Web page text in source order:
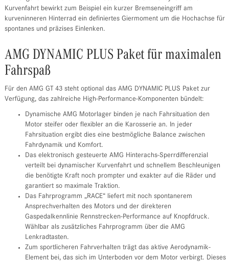
Kurvenfahrt bewirkt zum Beispiel ein kurzer Bremseneingriff am
kurveninneren Hinterrad ein definiertes Giermoment um die Hochachse für
spontanes und präzises Einlenken.
AMG DYNAMIC PLUS Paket für maximalen
Fahrspaß
Für den AMG GT 43 steht optional das AMG DYNAMIC PLUS Paket zur
Verfügung, das zahlreiche High-Performance-Komponenten bündelt:
Dynamische AMG Motorlager binden je nach Fahrsituation den
Motor steifer oder flexibler an die Karosserie an. In jeder
Fahrsituation ergibt dies eine bestmögliche Balance zwischen
Fahrdynamik und Komfort.
Das elektronisch gesteuerte AMG Hinterachs-Sperrdifferenzial
verteilt bei dynamischer Kurvenfahrt und schnellem Beschleunigen
die benötigte Kraft noch prompter und exakter auf die Räder und
garantiert so maximale Traktion.
Das Fahrprogramm „RACE“ liefert mit noch spontanerem
Ansprechverhalten des Motors und der direkteren
Gaspedalkennlinie Rennstrecken-Performance auf Knopfdruck.
Wählbar als zusätzliches Fahrprogramm über die AMG
Lenkradtasten.
Zum sportlicheren Fahrverhalten trägt das aktive Aerodynamik-
Element bei, das sich im Unterboden vor dem Motor verbirgt. Dieses